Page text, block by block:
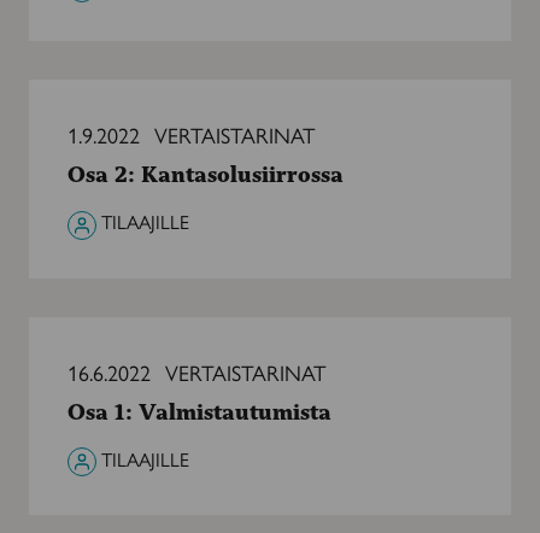
Kantasolusiirrossa
1.9.2022 VERTAISTARINAT
Osa 2: Kantasolusiirrossa
TILAAJILLE
Valmistautumista
16.6.2022 VERTAISTARINAT
Osa 1: Valmistautumista
TILAAJILLE